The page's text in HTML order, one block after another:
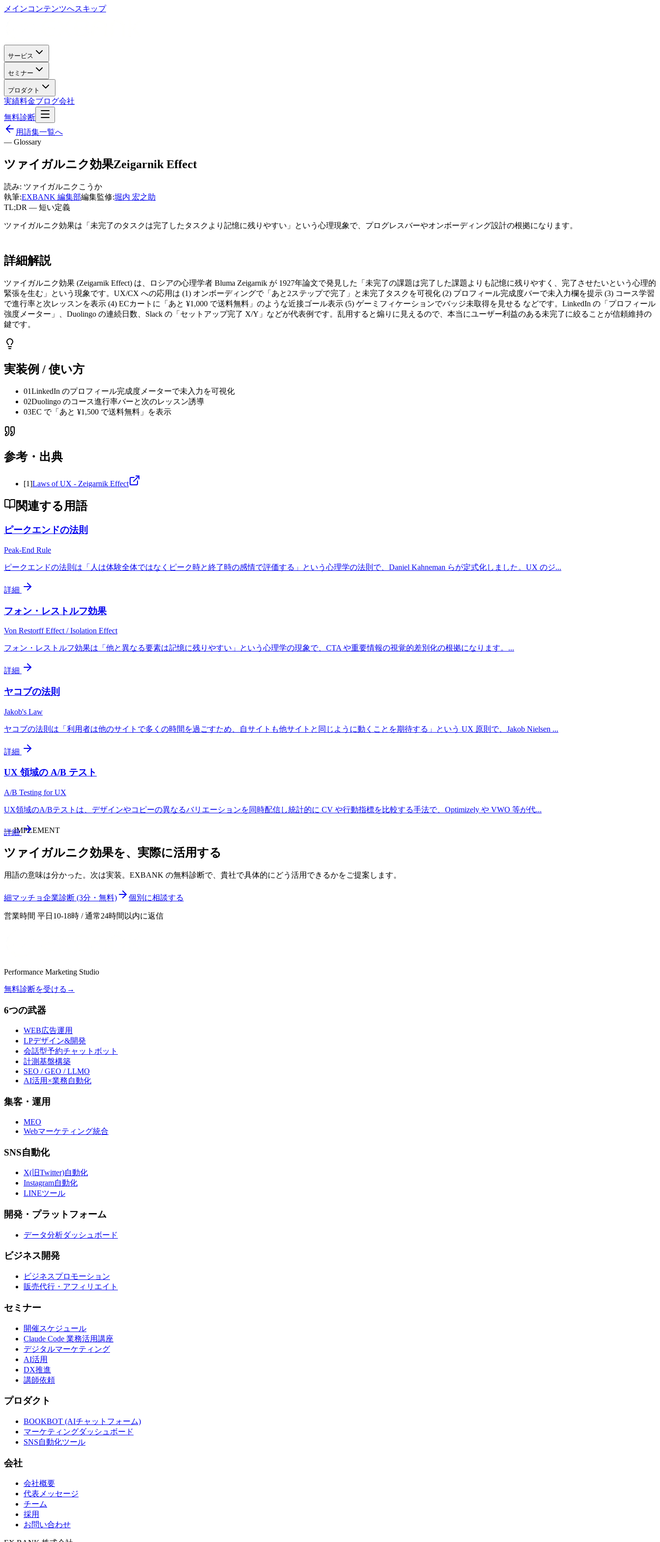
メインコンテンツへスキップ
サービス
セミナー
プロダクト
実績料金ブログ会社
無料診断
用語集一覧へ
— Glossary
ツァイガルニク効果Zeigarnik Effect
読み: ツァイガルニクこうか
執筆:EXBANK 編集部編集監修:堀内 宏之助
TL;DR — 短い定義
ツァイガルニク効果は「未完了のタスクは完了したタスクより記憶に残りやすい」という心理現象で、プログレスバーやオンボーディング設計の根拠になります。
詳細解説
ツァイガルニク効果 (Zeigarnik Effect) は、ロシアの心理学者 Bluma Zeigarnik が 1927年論文で発見した「未完了の課題は完了した課題よりも記憶に残りやすく、完了させたいという心理的
緊張を生む」という現象です。UX/CX への応用は (1) オンボーディングで「あと2ステップで完了」と未完了タスクを可視化 (2) プロフィール完成度バーで未入力欄を提示 (3) コース学習
で進行率と次レッスンを表示 (4) ECカートに「あと ¥1,000 で送料無料」のような近接ゴール表示 (5) ゲーミフィケーションでバッジ未取得を見せる などです。LinkedIn の「プロフィール
強度メーター」、Duolingo の連続日数、Slack の「セットアップ完了 X/Y」などが代表例です。乱用すると煽りに見えるので、本当にユーザー利益のある未完了に絞ることが信頼維持の
鍵です。
実装例 / 使い方
01LinkedIn のプロフィール完成度メーターで未入力を可視化
02Duolingo のコース進行率バーと次のレッスン誘導
03EC で「あと ¥1,500 で送料無料」を表示
参考・出典
[1]Laws of UX - Zeigarnik Effect
関連する用語
ピークエンドの法則
Peak-End Rule
ピークエンドの法則は「人は体験全体ではなくピーク時と終了時の感情で評価する」という心理学の法則で、Daniel Kahneman らが定式化しました。UX のジ...
詳細
フォン・レストルフ効果
Von Restorff Effect / Isolation Effect
フォン・レストルフ効果は「他と異なる要素は記憶に残りやすい」という心理学の現象で、CTA や重要情報の視覚的差別化の根拠になります。 ...
詳細
ヤコブの法則
Jakob's Law
ヤコブの法則は「利用者は他のサイトで多くの時間を過ごすため、自サイトも他サイトと同じように動くことを期待する」という UX 原則で、Jakob Nielsen ...
詳細
UX 領域の A/B テスト
A/B Testing for UX
UX領域のA/Bテストは、デザインやコピーの異なるバリエーションを同時配信し統計的に CV や行動指標を比較する手法で、Optimizely や VWO 等が代...
詳細
—IMPLEMENT
ツァイガルニク効果を、実際に活用する
用語の意味は分かった。次は実装。EXBANK の無料診断で、貴社で具体的にどう活用できるかをご提案します。
細マッチョ企業診断 (3分・無料) 個別に相談する
営業時間 平日10-18時 / 通常24時間以内に返信
Performance Marketing Studio
無料診断を受ける →
6つの武器
WEB広告運用
LPデザイン&開発
会話型予約チャットボット
計測基盤構築
SEO / GEO / LLMO
AI活用×業務自動化
集客・運用
MEO
Webマーケティング統合
SNS自動化
X(旧Twitter)自動化
Instagram自動化
LINEツール
開発・プラットフォーム
データ分析ダッシュボード
ビジネス開発
ビジネスプロモーション
販売代行・アフィリエイト
セミナー
開催スケジュール
Claude Code 業務活用講座
デジタルマーケティング
AI活用
DX推進
講師依頼
プロダクト
BOOKBOT (AIチャットフォーム)
マーケティングダッシュボード
SNS自動化ツール
会社
会社概要
代表メッセージ
チーム
採用
お問い合わせ